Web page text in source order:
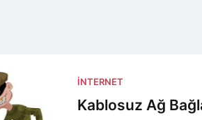
İNTERNET
Kablosuz Ağ